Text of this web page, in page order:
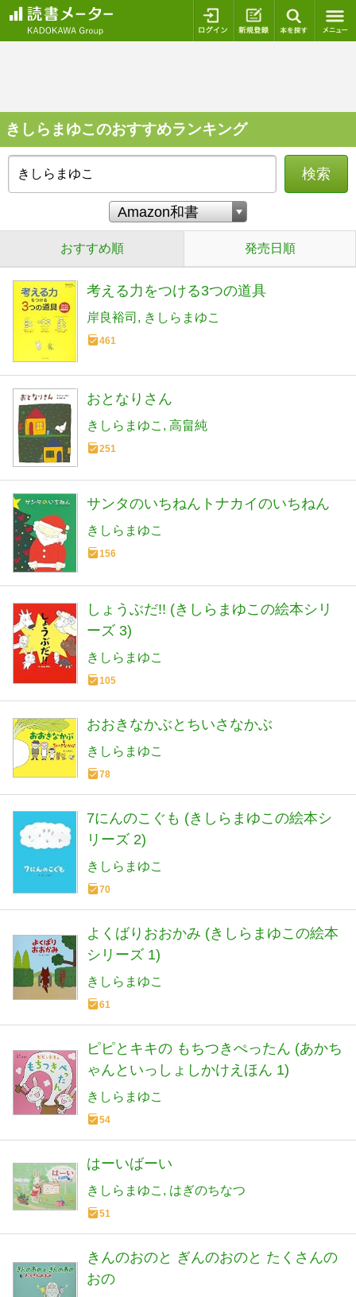
ログイン 新規登録
きしらまゆこのおすすめランキング
検索
おすすめ順 発売日順
考える力をつける3つの道具
岸良裕司 きしらまゆこ
461
おとなりさん
きしらまゆこ 高畠純
251
サンタのいちねんトナカイのいちねん
きしらまゆこ
156
しょうぶだ!! (きしらまゆこの絵本シリ
ーズ 3)
きしらまゆこ
105
おおきなかぶとちいさなかぶ
きしらまゆこ
78
7にんのこぐも (きしらまゆこの絵本シ
リーズ 2)
きしらまゆこ
70
よくばりおおかみ (きしらまゆこの絵本
シリーズ 1)
きしらまゆこ
61
ピピとキキの もちつきぺったん (あかち
ゃんといっしょしかけえほん 1)
きしらまゆこ
54
はーいばーい
きしらまゆこ はぎのちなつ
51
きんのおのと ぎんのおのと たくさんの
おの